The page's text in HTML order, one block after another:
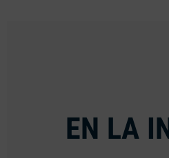
EN LA